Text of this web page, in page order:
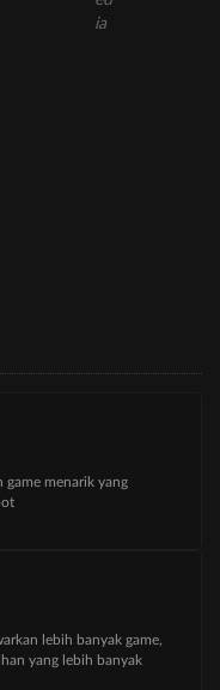
game menarik yang
lebih banyak game,
yang lebih banyak